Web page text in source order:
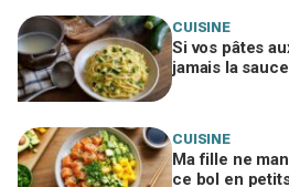
CUISINE
Si vos pâtes
jamais la
CUISINE
Ma fille ne
ce bol en